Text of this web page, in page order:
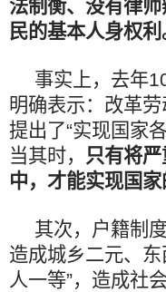
法制衡、没有律
民的基本人身权利
事实上，去年
明确表示：改革
提出了“实现国家
当其时， 只有将
中，才能实现国
其次，户籍制
造成城乡二元、
人一等”，造成社